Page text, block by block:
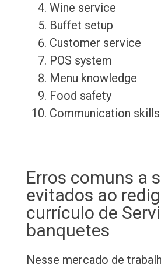
Wine service
Buffet setup
Customer service
POS system
Menu knowledge
Food safety
Communication skills
Erros comuns a
evitados ao
currículo de
banquetes
Nesse mercado de